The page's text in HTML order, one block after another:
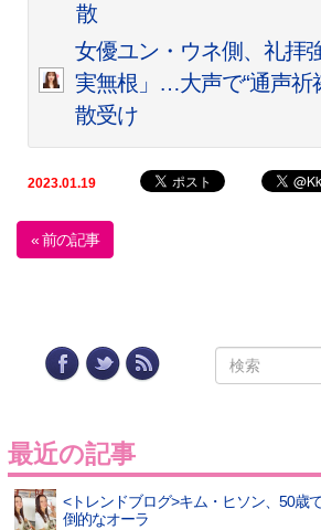
散
女優ユン・ウネ側、礼拝
実無根」…大声で“通声祈
散受け
2023.01.19
« 前の記事
最近の記事
<トレンドブログ>キム・ヒソン、50歳
倒的なオーラ